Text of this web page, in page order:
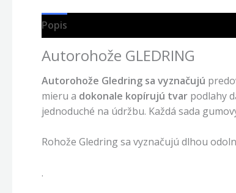
Popis
Autorohože GLEDRING
Autorohože Gledring sa vyznačujú
mieru a dokonale kopírujú tvar podlahy
jednoduché na údržbu. Každá sada
Rohože Gledring sa vyznačujú dlhou
.